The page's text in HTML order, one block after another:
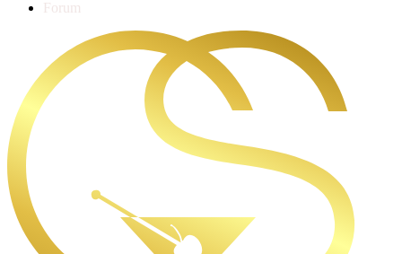
Forum